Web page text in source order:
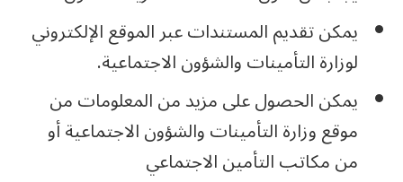
يمكن تقديم المستندات عبر الموقع الإلكتروني
لوزارة التأمينات والشؤون الاجتماعية.
يمكن الحصول على مزيد من المعلومات من
موقع وزارة التأمينات والشؤون الاجتماعية أو
من مكاتب التأمين الاجتماعي